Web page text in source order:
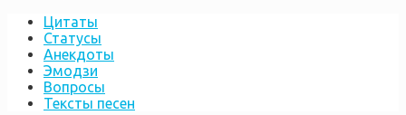
Цитаты
Статусы
Анекдоты
Эмодзи
Вопросы
Тексты песен